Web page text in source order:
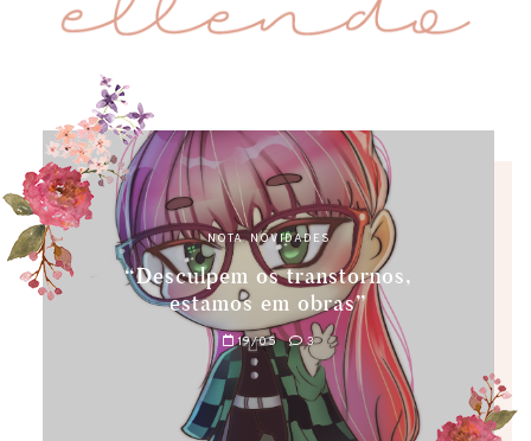
NOTA,NOVIDADES
“Desculpem os transtornos,
estamos em obras”
19/05 3